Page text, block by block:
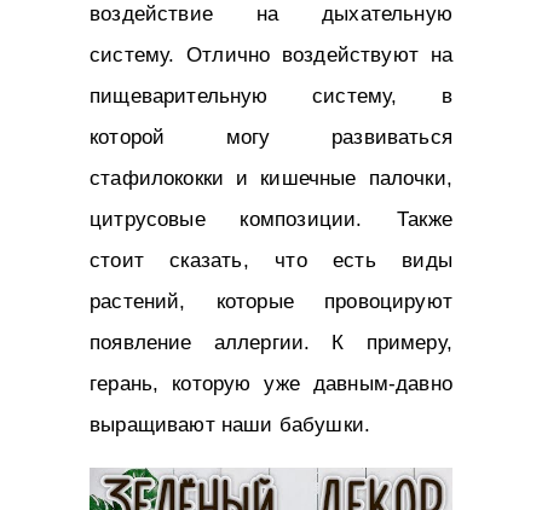
воздействие на дыхательную
систему. Отлично воздействуют на
пищеварительную систему, в
которой могу развиваться
стафилококки и кишечные палочки,
цитрусовые композиции. Также
стоит сказать, что есть виды
растений, которые провоцируют
появление аллергии. К примеру,
герань, которую уже давным-давно
выращивают наши бабушки.